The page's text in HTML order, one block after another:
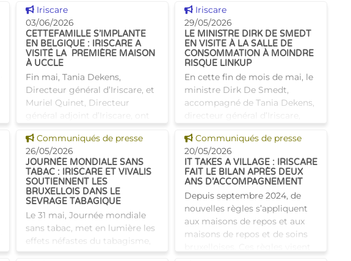
service des citoyen
activement en
Voir cette news
Iriscare
03/06/2026
CETTEFAMILLE S’IMPLANTE
EN BELGIQUE : IRISCARE A
VISITÉ LA PREMIÈRE MAISON
À UCCLE
Fin mai, Tania Dekens,
Directeur général d’Iriscare, et
Muriel Quinet, Directeur
général adjoint d’Iriscare, ont
maison d’habitat partagé pour
aînés CetteFa
Voir cette news
Iriscare
29/05/2026
LE MINISTRE DIRK DE SMEDT
EN VISITE À LA SALLE DE
CONSOMMATION À MOINDRE
RISQUE LINKUP
En cette fin de mois de mai, le
ministre Dirk De Smedt,
accompagné de Tania Dekens,
directeur général d’Iriscare,
visiter la salle de
consommation à moindre risq
Voir cette news
Communiqués de presse
26/05/2026
JOURNÉE MONDIALE SANS
TABAC : IRISCARE ET VIVALIS
SOUTIENNENT LES
BRUXELLOIS DANS LE
SEVRAGE TABAGIQUE
Le 31 mai, Journée mondiale
sans tabac, met en lumière les
effets néfastes du tabagisme,
l’une des premières causes
Voir cette news
Communiqués de presse
20/05/2026
IT TAKES A VILLAGE : IRISCARE
FAIT LE BILAN APRÈS DEUX
ANS D’ACCOMPAGNEMENT
Depuis septembre 2024, de
nouvelles règles s’appliquent
aux maisons de repos et aux
maisons de repos et de soins